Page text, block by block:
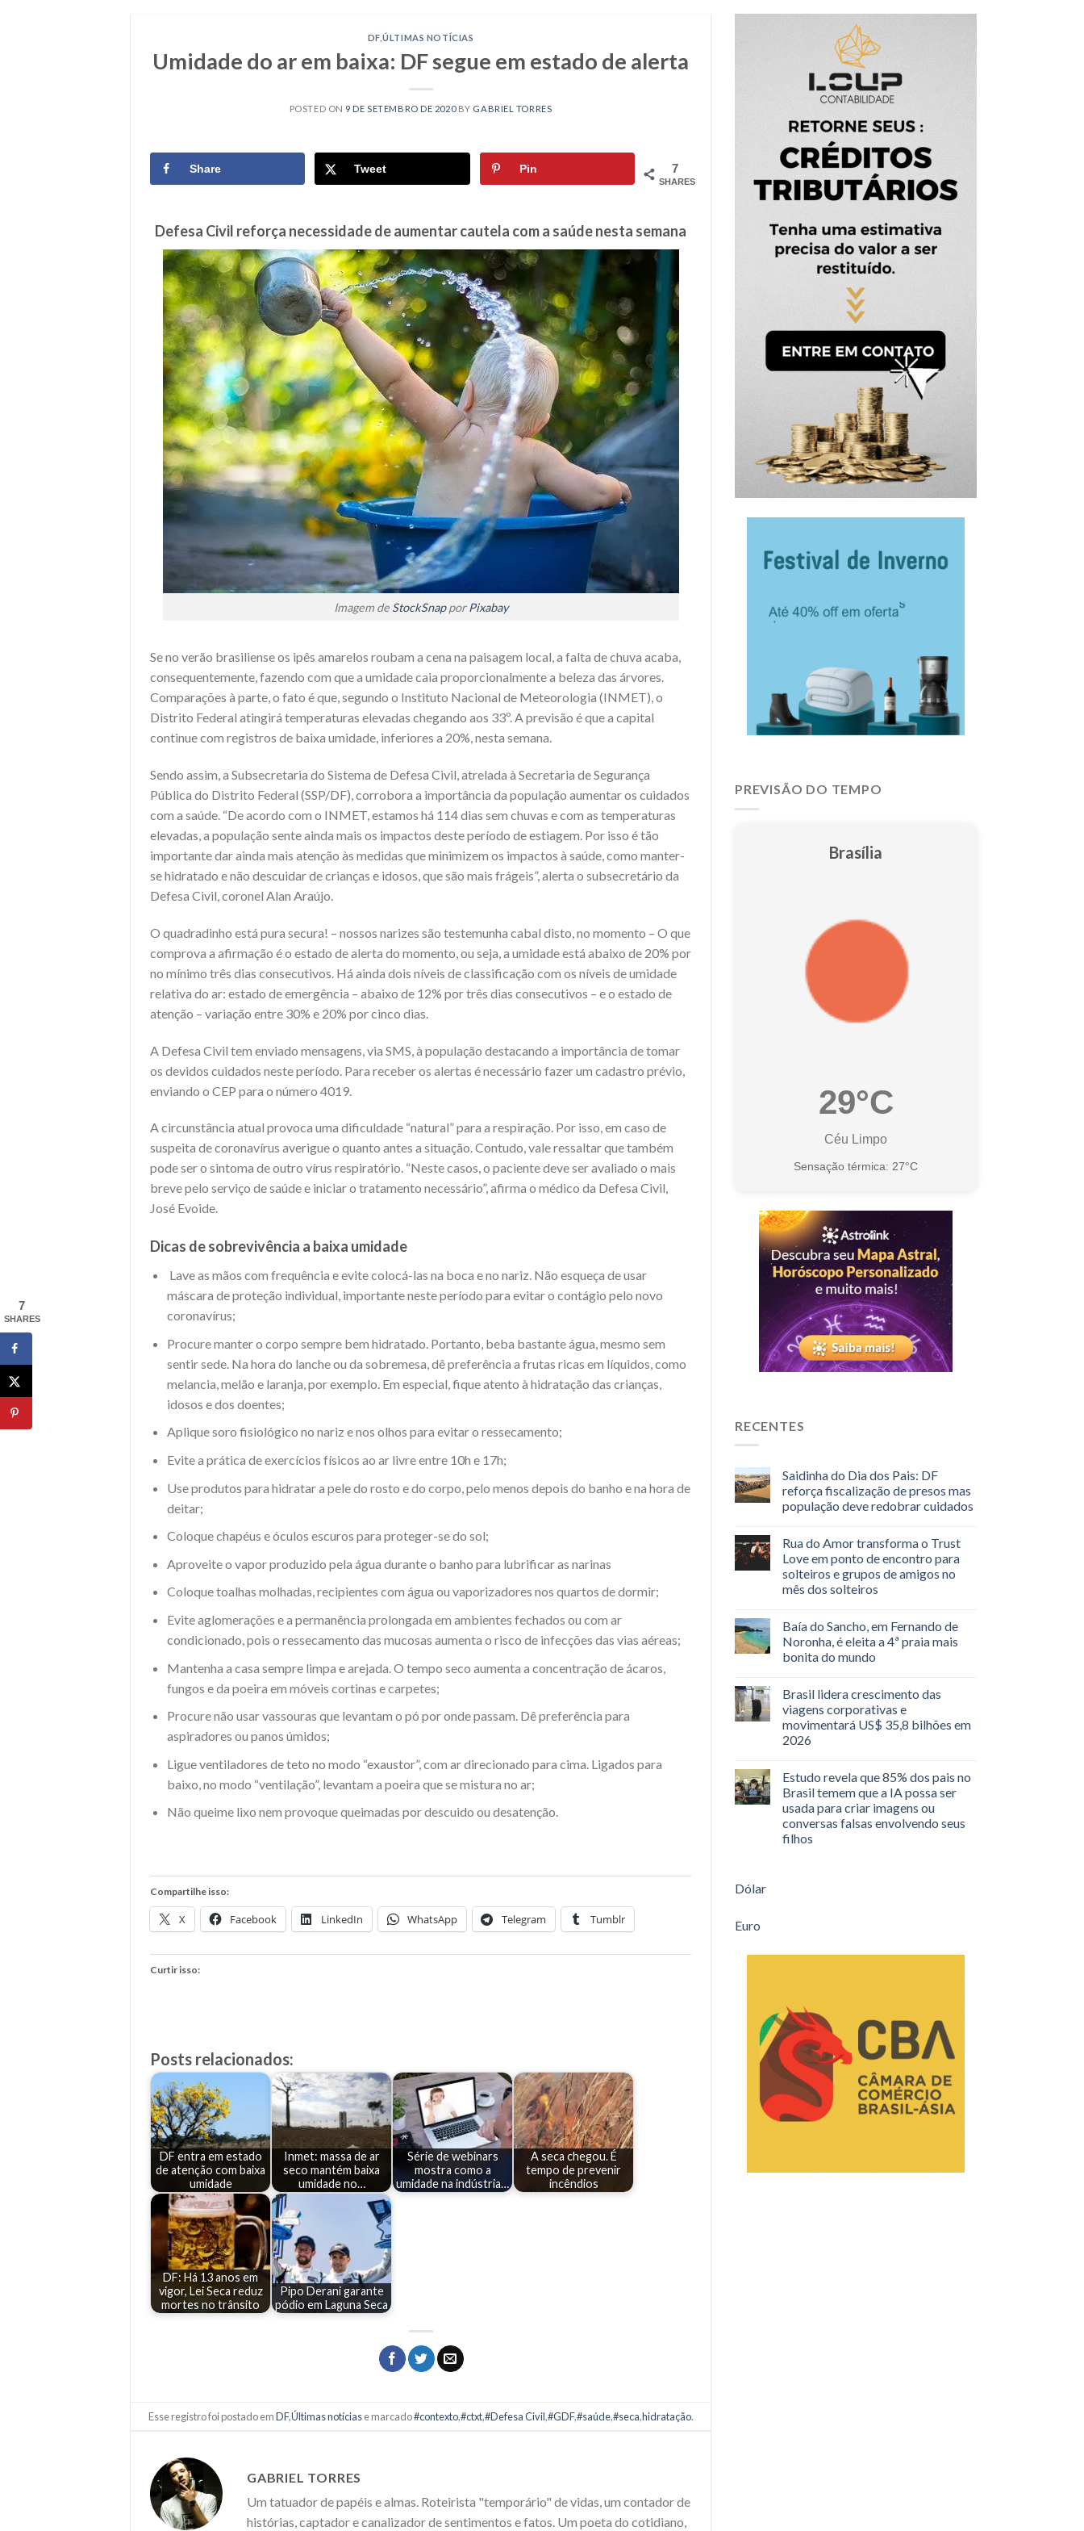
DF,ÚLTIMAS NOTÍCIAS
Umidade do ar em baixa: DF segue em estado de alerta
POSTED ON 9 DE SETEMBRO DE 2020BY GABRIEL TORRES
7
SHARES
Share Tweet Pin
Defesa Civil reforça necessidade de aumentar cautela com a saúde nesta semana
Imagem de StockSnapporPixabay
Se no verão brasiliense os ipês amarelos roubam a cena na paisagem local, a falta de chuva acaba,
consequentemente, fazendo com que a umidade caia proporcionalmente a beleza das árvores.
Comparações à parte, o fato é que, segundo o Instituto Nacional de Meteorologia (INMET), o
Distrito Federal atingirá temperaturas elevadas chegando aos 33º. A previsão é que a capital
continue com registros de baixa umidade, inferiores a 20%, nesta semana.
Sendo assim, a Subsecretaria do Sistema de Defesa Civil, atrelada à Secretaria de Segurança
Pública do Distrito Federal (SSP/DF), corrobora a importância da população aumentar os cuidados
com a saúde. “De acordo com o INMET, estamos há 114 dias sem chuvas e com as temperaturas
elevadas, a população sente ainda mais os impactos deste período de estiagem. Por isso é tão
importante dar ainda mais atenção às medidas que minimizem os impactos à saúde, como manter-
se hidratado e não descuidar de crianças e idosos, que são mais frágeis”, alerta o subsecretário da
Defesa Civil, coronel Alan Araújo.
O quadradinho está pura secura! – nossos narizes são testemunha cabal disto, no momento – O que
comprova a afirmação é o estado de alerta do momento, ou seja, a umidade está abaixo de 20% por
no mínimo três dias consecutivos. Há ainda dois níveis de classificação com os níveis de umidade
relativa do ar: estado de emergência – abaixo de 12% por três dias consecutivos – e o estado de
atenção – variação entre 30% e 20% por cinco dias.
A Defesa Civil tem enviado mensagens, via SMS, à população destacando a importância de tomar
os devidos cuidados neste período. Para receber os alertas é necessário fazer um cadastro prévio,
enviando o CEP para o número 4019.
A circunstância atual provoca uma dificuldade “natural” para a respiração. Por isso, em caso de
suspeita de coronavírus averigue o quanto antes a situação. Contudo, vale ressaltar que também
pode ser o sintoma de outro vírus respiratório. “Neste casos, o paciente deve ser avaliado o mais
breve pelo serviço de saúde e iniciar o tratamento necessário”, afirma o médico da Defesa Civil,
José Evoide.
Dicas de sobrevivência a baixa umidade
Lave as mãos com frequência e evite colocá-las na boca e no nariz. Não esqueça de usar
máscara de proteção individual, importante neste período para evitar o contágio pelo novo
coronavírus;
Procure manter o corpo sempre bem hidratado. Portanto, beba bastante água, mesmo sem
sentir sede. Na hora do lanche ou da sobremesa, dê preferência a frutas ricas em líquidos, como
melancia, melão e laranja, por exemplo. Em especial, fique atento à hidratação das crianças,
idosos e dos doentes;
Aplique soro fisiológico no nariz e nos olhos para evitar o ressecamento;
Evite a prática de exercícios físicos ao ar livre entre 10h e 17h;
Use produtos para hidratar a pele do rosto e do corpo, pelo menos depois do banho e na hora de
deitar;
Coloque chapéus e óculos escuros para proteger-se do sol;
Aproveite o vapor produzido pela água durante o banho para lubrificar as narinas
Coloque toalhas molhadas, recipientes com água ou vaporizadores nos quartos de dormir;
Evite aglomerações e a permanência prolongada em ambientes fechados ou com ar
condicionado, pois o ressecamento das mucosas aumenta o risco de infecções das vias aéreas;
Mantenha a casa sempre limpa e arejada. O tempo seco aumenta a concentração de ácaros,
fungos e da poeira em móveis cortinas e carpetes;
Procure não usar vassouras que levantam o pó por onde passam. Dê preferência para
aspiradores ou panos úmidos;
Ligue ventiladores de teto no modo “exaustor”, com ar direcionado para cima. Ligados para
baixo, no modo “ventilação”, levantam a poeira que se mistura no ar;
Não queime lixo nem provoque queimadas por descuido ou desatenção.
Compartilhe isso:
X Facebook LinkedIn WhatsApp Telegram Tumblr
Curtir isso:
Posts relacionados:
DF entra em estado
de atenção com baixa
umidade
Inmet: massa de ar
seco mantém baixa
umidade no…
Série de webinars
mostra como a
umidade na indústria…
A seca chegou. É
tempo de prevenir
incêndios
DF: Há 13 anos em
vigor, Lei Seca reduz
mortes no trânsito
Pipo Derani garante
pódio em Laguna Seca
Esse registro foi postado emDF,Últimas notíciase marcado#contexto,#ctxt,#Defesa Civil,#GDF,#saúde,#seca,hidratação.
GABRIEL TORRES
Um tatuador de papéis e almas. Roteirista "temporário" de vidas, um contador de
histórias, captador e canalizador de sentimentos e fatos. Um poeta do cotidiano,
PREVISÃO DO TEMPO
Brasília
29°C
Céu Limpo
Sensação térmica: 27°C
RECENTES
Saidinha do Dia dos Pais: DF
reforça fiscalização de presos mas
população deve redobrar cuidados
Rua do Amor transforma o Trust
Love em ponto de encontro para
solteiros e grupos de amigos no
mês dos solteiros
Baía do Sancho, em Fernando de
Noronha, é eleita a 4ª praia mais
bonita do mundo
Brasil lidera crescimento das
viagens corporativas e
movimentará US$ 35,8 bilhões em
2026
Estudo revela que 85% dos pais no
Brasil temem que a IA possa ser
usada para criar imagens ou
conversas falsas envolvendo seus
filhos
Dólar
Euro
7
SHARES